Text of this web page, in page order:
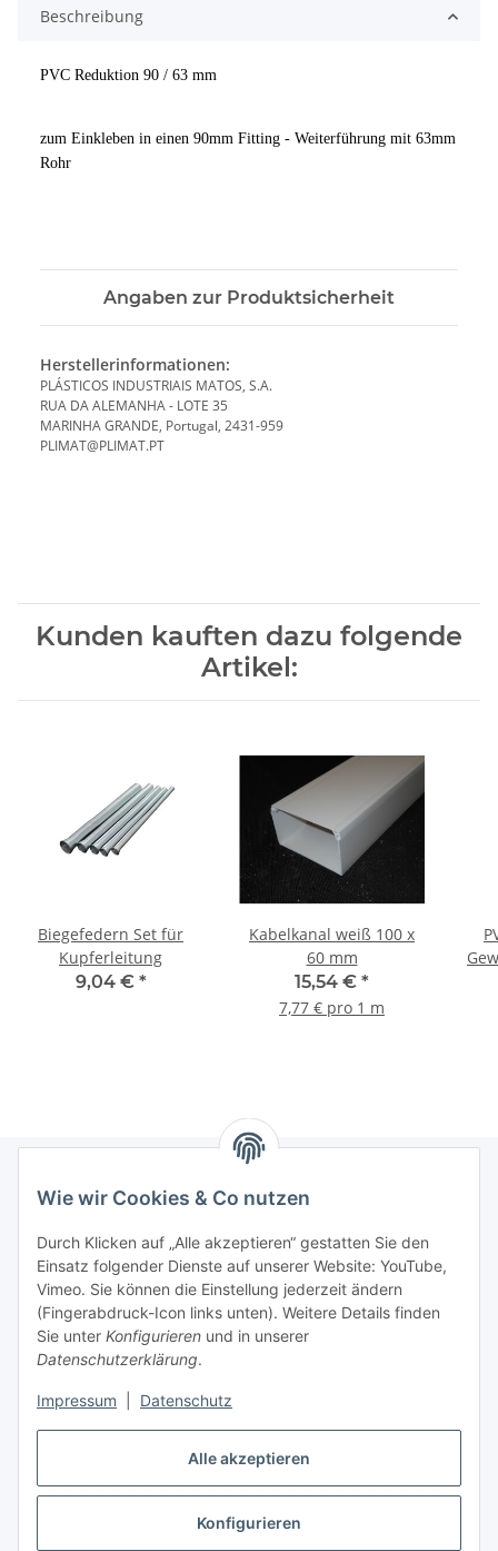
Alle akzeptieren
Konfigurieren
Wie wir Cookies & Co nutzen
Durch Klicken auf „Alle akzeptieren“ gestatten Sie den
Einsatz folgender Dienste auf unserer Website: YouTube,
Vimeo. Sie können die Einstellung jederzeit ändern
(Fingerabdruck-Icon links unten). Weitere Details finden
Sie unter Konfigurieren und in unserer
Datenschutzerklärung.
Impressum Datenschutz
Beschreibung
PVC Reduktion 90 / 63 mm
zum Einkleben in einen 90mm Fitting - Weiterführung mit 63mm
Rohr
Angaben zur Produktsicherheit
Herstellerinformationen:
PLÁSTICOS INDUSTRIAIS MATOS, S.A.
RUA DA ALEMANHA - LOTE 35
MARINHA GRANDE, Portugal, 2431-959
PLIMAT@PLIMAT.PT
Kunden kauften dazu folgende
Artikel:
Biegefedern Set für
Kupferleitung
9,04 € *
Kabelkanal weiß 100 x
60 mm
15,54 € *
7,77 € pro 1 m
Gesetzliche Informationen
Starke Marken
GARTLER
Vertrag widerrufen